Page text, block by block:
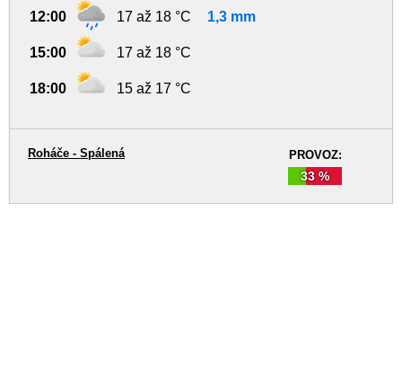
12:00 17 až 18 °C 1,3 mm
15:00 17 až 18 °C
18:00 15 až 17 °C
PROVOZ:
33 %
Roháče - Spálená